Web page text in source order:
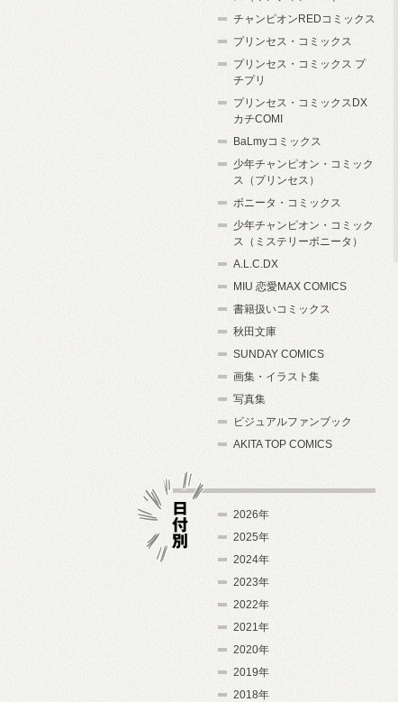
チャンピオンREDコミックス
プリンセス・コミックス
プリンセス・コミックス プ
チプリ
プリンセス・コミックスDX
カチCOMI
BaLmyコミックス
少年チャンピオン・コミック
ス（プリンセス）
ボニータ・コミックス
少年チャンピオン・コミック
ス（ミステリーボニータ）
A.L.C.DX
MIU 恋愛MAX COMICS
書籍扱いコミックス
秋田文庫
SUNDAY COMICS
画集・イラスト集
写真集
ビジュアルファンブック
AKITA TOP COMICS
2026年
2025年
2024年
2023年
2022年
2021年
2020年
2019年
2018年